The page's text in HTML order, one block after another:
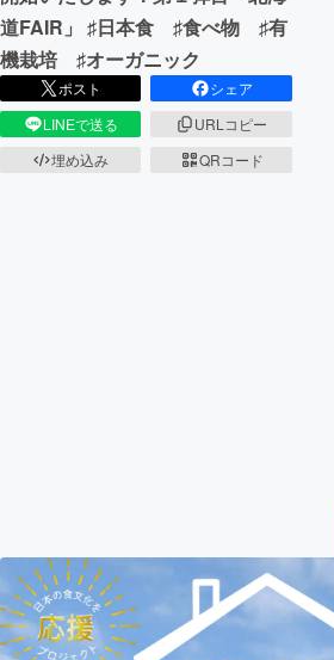
道FAIR」 ♯日本食 ♯食べ物 ♯有
機栽培 ♯オーガニック
ポスト
シェア
LINEで送る
URLコピー
埋め込み
QRコード